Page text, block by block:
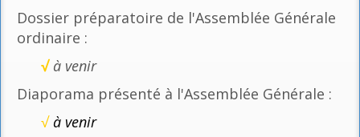
Dossier préparatoire de l'Assemblée Générale
ordinaire :
√ à venir
Diaporama présenté à l'Assemblée Générale :
√à venir